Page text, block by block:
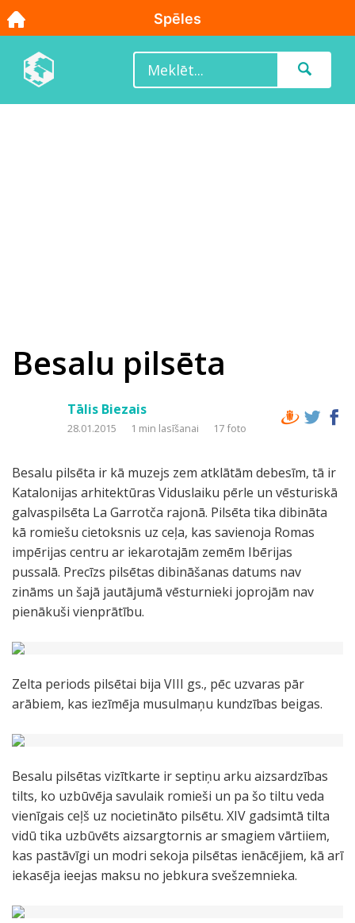
Besalu pilsēta
Tālis Biezais
28.01.2015 1 min lasīšanai 17 foto
Besalu pilsēta ir kā muzejs zem atklātām debesīm, tā ir
Katalonijas arhitektūras Viduslaiku pērle un vēsturiskā
galvaspilsēta La Garrotča rajonā. Pilsēta tika dibināta
kā romiešu cietoksnis uz ceļa, kas savienoja Romas
impērijas centru ar iekarotajām zemēm Ibērijas
pussalā. Precīzs pilsētas dibināšanas datums nav
zināms un šajā jautājumā vēsturnieki joprojām nav
pienākuši vienprātību.
Zelta periods pilsētai bija VIII gs., pēc uzvaras pār
arābiem, kas iezīmēja musulmaņu kundzības beigas.
Besalu pilsētas vizītkarte ir septiņu arku aizsardzības
tilts, ko uzbūvēja savulaik romieši un pa šo tiltu veda
vienīgais ceļš uz nocietināto pilsētu. XIV gadsimtā tilta
vidū tika uzbūvēts aizsargtornis ar smagiem vārtiiem,
kas pastāvīgi un modri sekoja pilsētas ienācējiem, kā arī
iekasēja ieejas maksu no jebkura svešzemnieka.